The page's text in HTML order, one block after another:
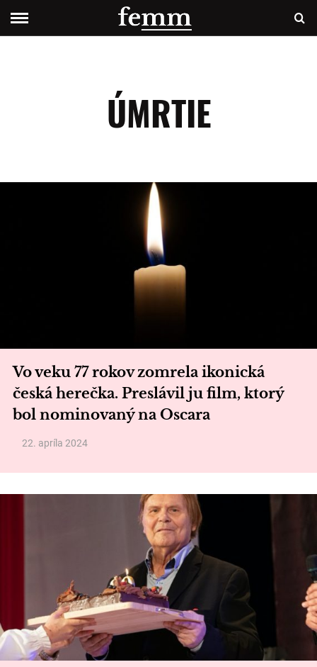
ÚMRTIE
Vo veku 77 rokov zomrela ikonická
česká herečka. Preslávil ju film, ktorý
bol nominovaný na Oscara
22. apríla 2024